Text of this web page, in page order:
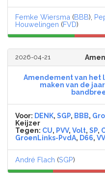
Femke Wiersma (BBB),
Houwelingen (FVD)
2026-04-21
Amendement van het
maken van de
Voor: DENK, SGP, BBB,
Keijzer
Tegen: CU, PVV, Volt, SP,
GroenLinks-PvdA, D66,
André Flach (SGP)